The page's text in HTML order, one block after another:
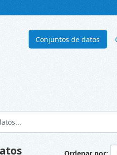
Conjuntos de datos